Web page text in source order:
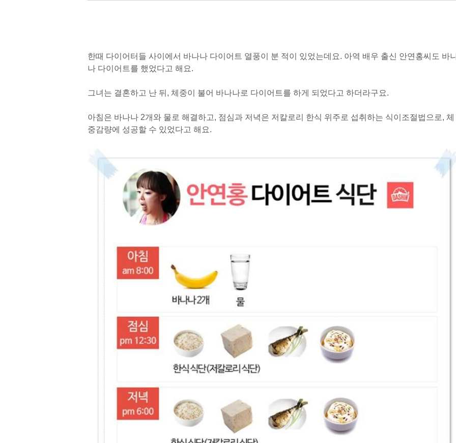
한때 다이어터들 사이에서 바나나 다이어트 열풍이 분 적이 있었는데요. 아역 배우 출신 안연홍씨도 바
나 다이어트를 했었다고 해요.
그녀는 결혼하고 난 뒤, 체중이 불어 바나나로 다이어트를 하게 되었다고 하더라구요.
아침은 바나나 2개와 물로 해결하고, 점심과 저녁은 저칼로리 한식 위주로 섭취하는 식이조절법으로, 체
중감량에 성공할 수 있었다고 해요.